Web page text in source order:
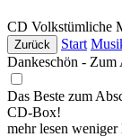
CD Volkstümliche
Zurück Start
Dankeschön - Zum
Das Beste zum
CD-Box!
mehr lesen weniger